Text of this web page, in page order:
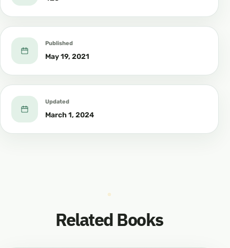
Published
May 19, 2021
Updated
March 1, 2024
Related Books